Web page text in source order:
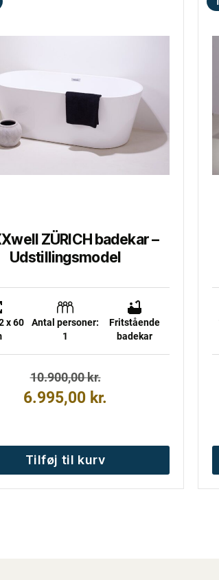
ZÜRICH badekar –
Udstillingsmodel
x 60
Antal personer:
1
Fritstående
badekar
10.900,00kr.
Den
oprindelige
10.900,00 kr..
6.995,00 kr.
Den
aktuelle
6.995,00 kr..
Tilføj til kurv